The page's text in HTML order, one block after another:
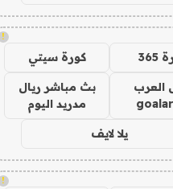
!
365 كورة سيتي
العرب
بث مباشر ريال
مدريد اليوم
يلا لايف
!